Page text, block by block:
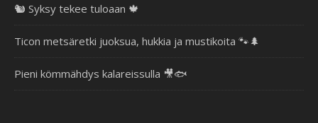
🐿️ Syksy tekee tuloaan 🍁
Ticon metsäretki juoksua, hukkia ja mustikoita 🐾🌲
Pieni kömmähdys kalareissulla 🎥🐟